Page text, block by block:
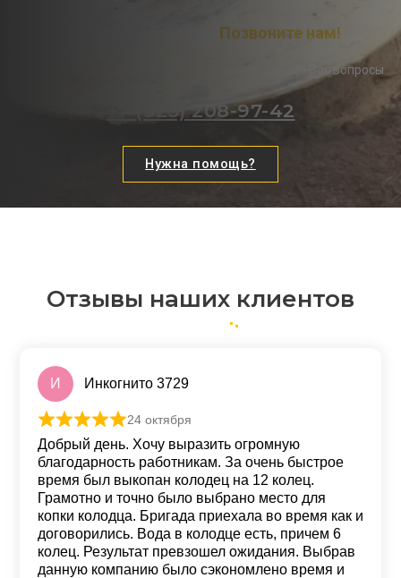
Позвоните нам!
Наши менеджеры ответят на все интересующие Вас вопросы
+7 (925) 208-97-42
Нужна помощь?
Отзывы наших клиентов
И Инкогнито 3729
Оценка
24 октября
Добрый день. Хочу выразить огромную
благодарность работникам. За очень быстрое
время был выкопан колодец на 12 колец.
Грамотно и точно было выбрано место для
копки колодца. Бригада приехала во время как и
договорились. Вода в колодце есть, причем 6
колец. Результат превзошел ожидания. Выбрав
данную компанию было сэкономлено время и